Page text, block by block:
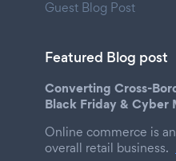
Guest Blog Post
Featured Blog post
Converting Cross-
Black Friday & Cyber
Online commerce is
overall retail business.